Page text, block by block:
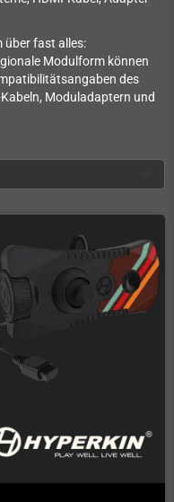
über fast alles:
Modulform können
des
Moduladaptern und